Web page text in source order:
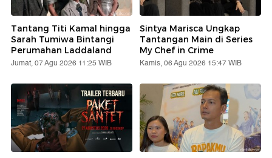
Tantang Titi Kamal hingga
Sarah Tumiwa Bintangi
Perumahan Laddaland
Jumat, 07 Agu 2026 11:25 WIB
Sintya Marisca Ungkap
Tantangan Main di Series
My Chef in Crime
Kamis, 06 Agu 2026 15:47 WIB